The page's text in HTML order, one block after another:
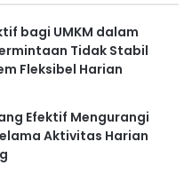
bagi UMKM dalam
Tidak Stabil
Fleksibel Harian
Efektif Mengurangi
Aktivitas Harian